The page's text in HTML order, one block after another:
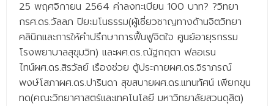
25 พฤศจิกายน 2564 ค่าลงทะเบียน 100 บาท? ?วิทยา
กรศ.ดร.วัลลภ ปิยะมโนธรรม(ผู้เชี่ยวชาญทางด้านจิตวิทยา
คลินิกและการให้คำปรึกษาการฟื้นฟูจิตใจ ศูนย์อายุรกรรม
โรงพยาบาลสุขุมวิท) และผศ.ดร.ณัฐกฤตา ฟลอเรน
ไทน์ผศ.ดร.สิรวัลย์ เรืองช่วย ตู้ประกายผศ.ดร.จิราภรณ์
พงษ์โสภาผศ.ดร.ปารินดา สุขสบายผศ.ดร.แทนทัศน์ เพียกขุน
ทด(คณะวิทยาศาสตร์และเทคโนโลยี มหาวิทยาลัยสวนดุสิต)